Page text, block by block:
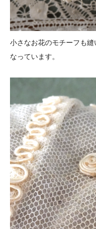
小さなお花のモチーフも
なっています。